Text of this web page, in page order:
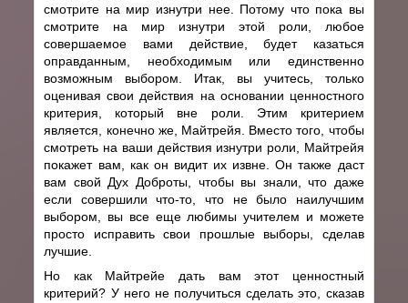
смотрите на мир изнутри нее. Потому что пока вы
смотрите на мир изнутри этой роли, любое
совершаемое вами действие, будет казаться
оправданным, необходимым или единственно
возможным выбором. Итак, вы учитесь, только
оценивая свои действия на основании ценностного
критерия, который вне роли. Этим критерием
является, конечно же, Майтрейя. Вместо того, чтобы
смотреть на ваши действия изнутри роли, Майтрейя
покажет вам, как он видит их извне. Он также даст
вам свой Дух Доброты, чтобы вы знали, что даже
если совершили что-то, что не было наилучшим
выбором, вы все еще любимы учителем и можете
просто исправить свои прошлые выборы, сделав
лучшие.
Но как Майтрейе дать вам этот ценностный
критерий? У него не получиться сделать это, сказав